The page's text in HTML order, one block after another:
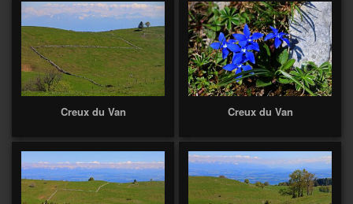
Creux du Van Creux du Van